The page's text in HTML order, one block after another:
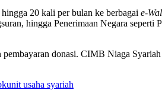
20 kali per bulan ke berbagai e-
hingga Penerimaan Negara seperti
donasi. CIMB Niaga Syariah
unit usaha syariah